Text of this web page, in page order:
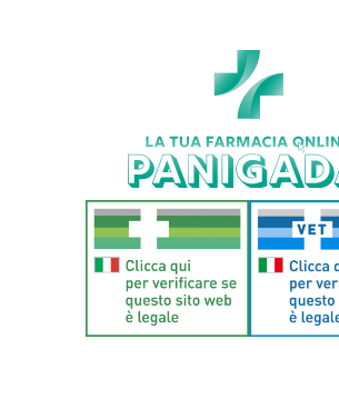
€3,15€2,77
Aggiungi al carrello